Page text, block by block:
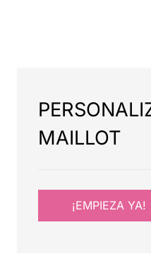
MAILLOT
¡EMPIEZA YA!